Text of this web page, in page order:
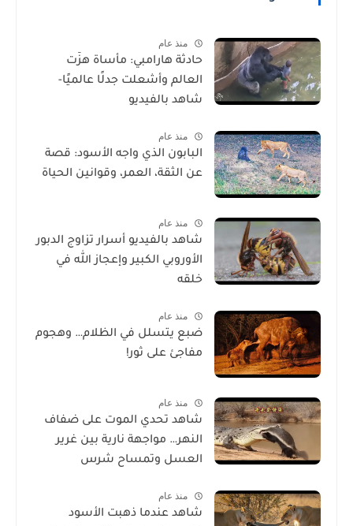
منذ عام
حادثة هارامبي: مأساة هزّت
العالم وأشعلت جدلًا عالميًا-
شاهد بالفيديو
منذ عام
البابون الذي واجه الأسود: قصة
عن الثقة، العمر، وقوانين الحياة
منذ عام
شاهد بالفيديو أسرار تزاوج الدبور
الأوروبي الكبير وإعجاز الله في
خلقه
منذ عام
ضبع يتسلل في الظلام… وهجوم
مفاجئ على ثور!
منذ عام
شاهد تحدي الموت على ضفاف
النهر… مواجهة نارية بين غرير
العسل وتمساح شرس
منذ عام
شاهد عندما ذهبت الأسود